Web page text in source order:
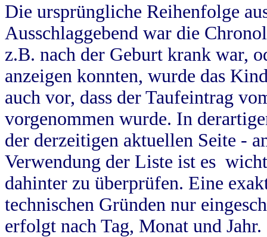
Die ursprüngliche Reihenfolge
Ausschlaggebend war die
z.B. nach der Geburt krank war,
anzeigen konnten, wurde das
auch vor, dass der Taufeintrag
vorgenommen wurde. In
der derzeitigen aktuellen Seite -
Verwendung der Liste ist es
dahinter zu überprüfen. Eine
technischen Gründen nur
erfolgt nach Tag, Monat und Jahr.